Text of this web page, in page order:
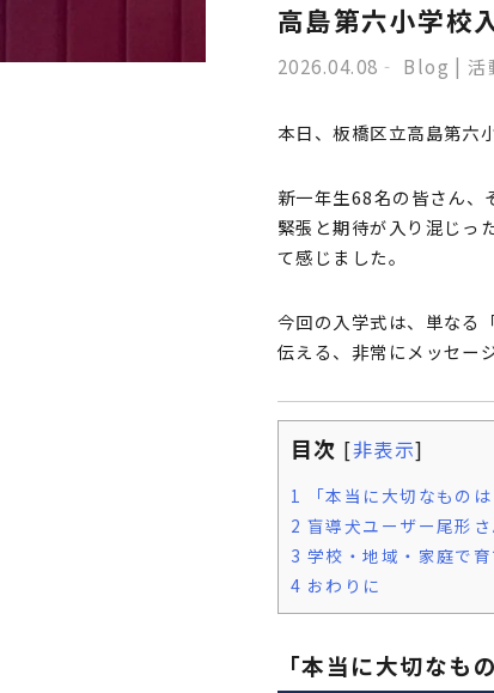
高島第六小学校
2026.04.08 Blog | 活
本日、板橋区立高島第六
新一年生68名の皆さん、
緊張と期待が入り混じっ
て感じました。
今回の入学式は、単なる
伝える、非常にメッセー
目次 [非表示]
1
「本当に大切なもの
2 盲導犬ユーザー尾形
3 学校・地域・家庭で育
4 おわりに
「本当に大切なも